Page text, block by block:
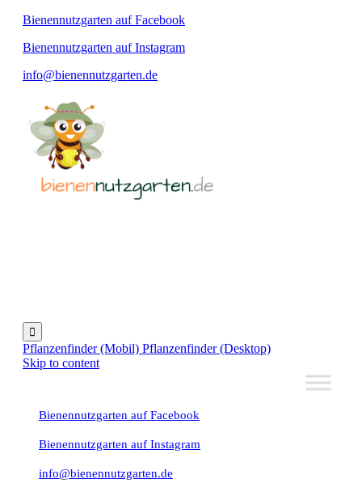
Bienennutzgarten auf Facebook
Bienennutzgarten auf Instagram
info@bienennutzgarten.de

Pflanzenfinder (Mobil) Pflanzenfinder (Desktop)
Skip to content
Bienennutzgarten auf Facebook
Bienennutzgarten auf Instagram
info@bienennutzgarten.de